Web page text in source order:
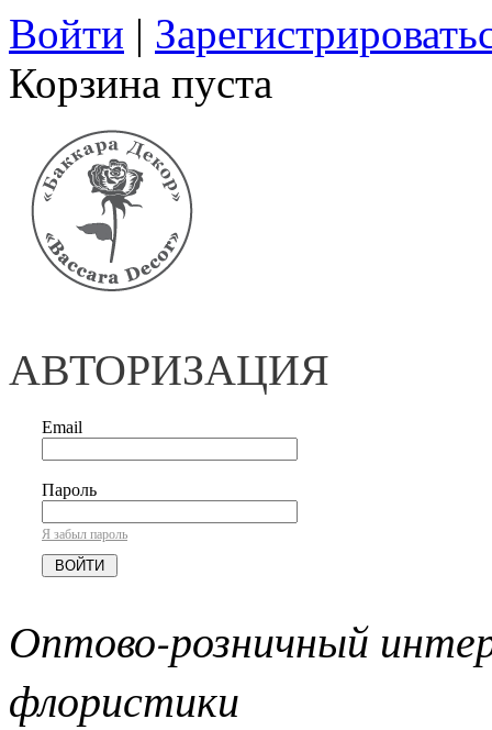
Войти |
Корзина пуста
АВТОРИЗАЦИЯ
Email
Пароль
Я забыл пароль
Оптово-розничный
флористики